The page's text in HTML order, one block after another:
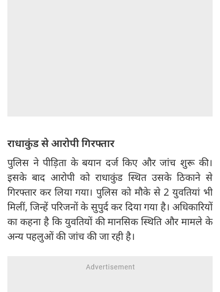
राधाकुंड से आरोपी गिरफ्तार
पुलिस ने पीड़िता के बयान दर्ज किए और जांच शुरू की।
इसके बाद आरोपी को राधाकुंड स्थित उसके ठिकाने से
गिरफ्तार कर लिया गया। पुलिस को मौके से 2 युवतियां भी
मिलीं, जिन्हें परिजनों के सुपुर्द कर दिया गया है। अधिकारियों
का कहना है कि युवतियों की मानसिक स्थिति और मामले के
अन्य पहलुओं की जांच की जा रही है।